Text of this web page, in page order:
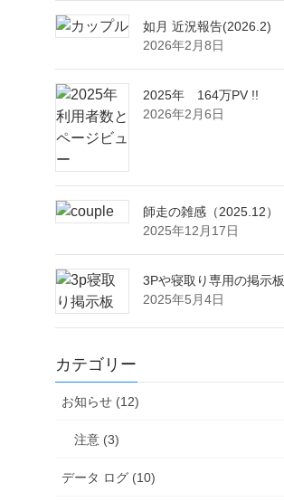
如月 近況報告(2026.2)
2026年2月8日
2025年 164万PV !!
2026年2月6日
師走の雑感（2025.12）
2025年12月17日
3Pや寝取り専用の掲示板
2025年5月4日
カテゴリー
お知らせ (12)
注意 (3)
データ ログ (10)